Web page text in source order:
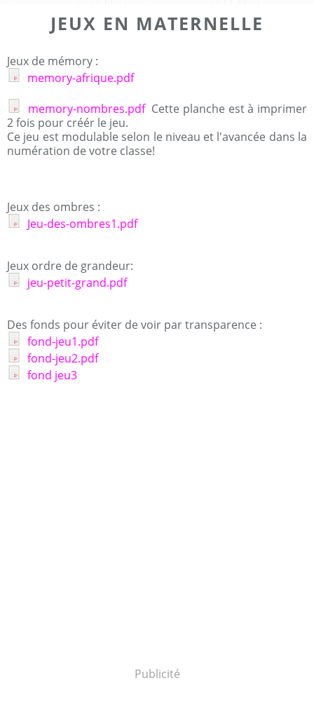
JEUX EN MATERNELLE
Jeux de mémory :
memory-afrique.pdf
memory-nombres.pdf Cette planche est à imprimer
2 fois pour créér le jeu.
Ce jeu est modulable selon le niveau et l'avancée dans la
numération de votre classe!
Jeux des ombres :
Jeu-des-ombres1.pdf
Jeux ordre de grandeur:
jeu-petit-grand.pdf
Des fonds pour éviter de voir par transparence :
fond-jeu1.pdf
fond-jeu2.pdf
fond jeu3
Publicité